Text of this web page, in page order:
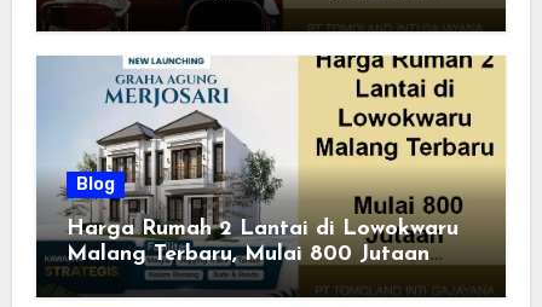
Waris
Blog
Harga Rumah 2 Lantai di Lowokwaru
Malang Terbaru, Mulai 800 Jutaan
Tahun 2026